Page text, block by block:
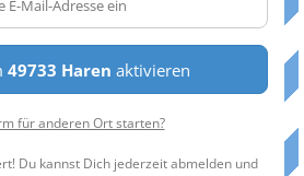
49733 Haren aktivieren
für anderen Ort starten?
Du kannst Dich jederzeit abmelden und